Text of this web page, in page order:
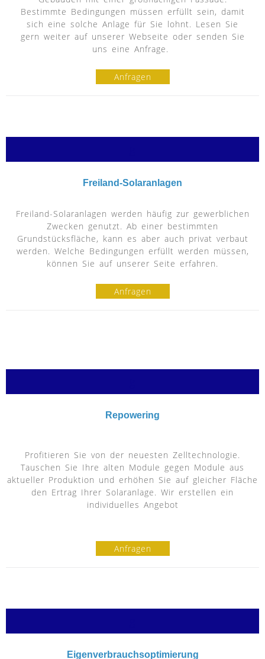
Bestimmte Bedingungen müssen erfüllt sein, damit
sich eine solche Anlage für Sie lohnt. Lesen Sie
gern weiter auf unserer Webseite oder senden Sie
uns eine Anfrage.
Anfragen
Freiland-Solaranlagen
Freiland-Solaranlagen werden häufig zur gewerblichen
Zwecken genutzt. Ab einer bestimmten
Grundstücksfläche, kann es aber auch privat verbaut
werden. Welche Bedingungen erfüllt werden müssen,
können Sie auf unserer Seite erfahren.
Anfragen
Repowering
Profitieren Sie von der neuesten Zelltechnologie.
Tauschen Sie Ihre alten Module gegen Module aus
aktueller Produktion und erhöhen Sie auf gleicher Fläche
den Ertrag Ihrer Solaranlage. Wir erstellen ein
individuelles Angebot
Anfragen
Eigenverbrauchsoptimierung